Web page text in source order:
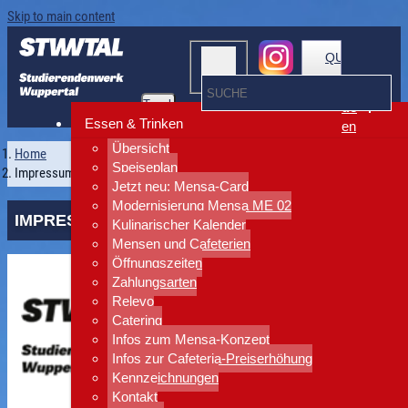
Skip to main content
Toggle
navigation
Essen & Trinken
Übersicht
Speiseplan
Jetzt neu: Mensa-Card
Modernisierung Mensa ME 02
Kulinarischer Kalender
Mensen und Cafeterien
Öffnungszeiten
Zahlungsarten
Relevo
Catering
Infos zum Mensa-Konzept
Infos zur Cafeteria-Preiserhöhung
Kennzeichnungen
Kontakt
QUICKLINKS
de
en
Home
Impressum
IMPRESSUM